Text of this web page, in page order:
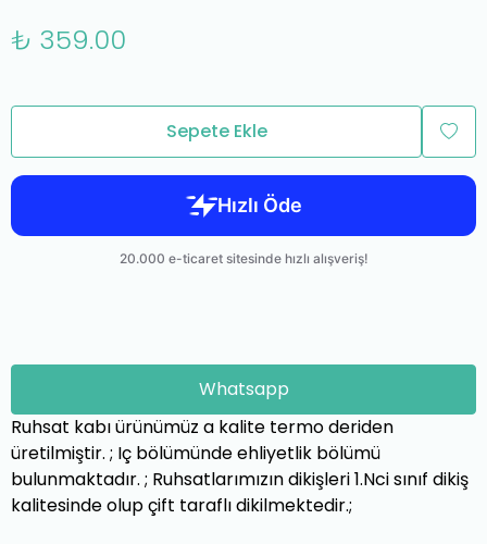
₺ 359.00
Sepete Ekle
Whatsapp
Ruhsat kabı ürünümüz a kalite termo deriden
üretilmiştir. ; Iç bölümünde ehliyetlik bölümü
bulunmaktadır. ; Ruhsatlarımızın dikişleri 1.Nci sınıf dikiş
kalitesinde olup çift taraflı dikilmektedir.;